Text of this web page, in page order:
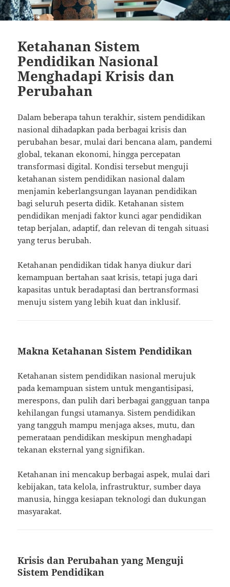
Ketahanan Sistem
Pendidikan Nasional
Menghadapi Krisis dan
Perubahan
Dalam beberapa tahun terakhir, sistem pendidikan
nasional dihadapkan pada berbagai krisis dan
perubahan besar, mulai dari bencana alam, pandemi
global, tekanan ekonomi, hingga percepatan
transformasi digital. Kondisi tersebut menguji
ketahanan sistem pendidikan nasional dalam
menjamin keberlangsungan layanan pendidikan
bagi seluruh peserta didik. Ketahanan sistem
pendidikan menjadi faktor kunci agar pendidikan
tetap berjalan, adaptif, dan relevan di tengah situasi
yang terus berubah.
Ketahanan pendidikan tidak hanya diukur dari
kemampuan bertahan saat krisis, tetapi juga dari
kapasitas untuk beradaptasi dan bertransformasi
menuju sistem yang lebih kuat dan inklusif.
Makna Ketahanan Sistem Pendidikan
Ketahanan sistem pendidikan nasional merujuk
pada kemampuan sistem untuk mengantisipasi,
merespons, dan pulih dari berbagai gangguan tanpa
kehilangan fungsi utamanya. Sistem pendidikan
yang tangguh mampu menjaga akses, mutu, dan
pemerataan pendidikan meskipun menghadapi
tekanan eksternal yang signifikan.
Ketahanan ini mencakup berbagai aspek, mulai dari
kebijakan, tata kelola, infrastruktur, sumber daya
manusia, hingga kesiapan teknologi dan dukungan
masyarakat.
Krisis dan Perubahan yang Menguji
Sistem Pendidikan